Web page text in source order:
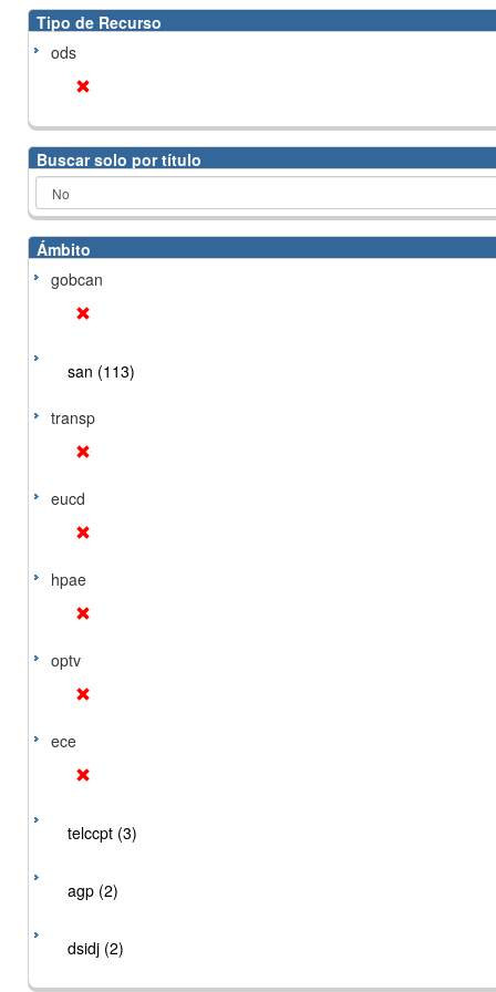
Tipo de Recurso
ods
Buscar solo por título
Ámbito
gobcan
san (113)
transp
eucd
hpae
optv
ece
telccpt (3)
agp (2)
dsidj (2)